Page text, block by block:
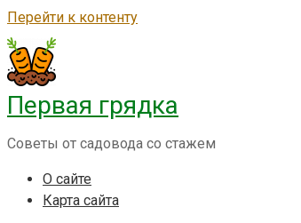
Перейти к контенту
Первая грядка
Советы от садовода со стажем
О сайте
Карта сайта